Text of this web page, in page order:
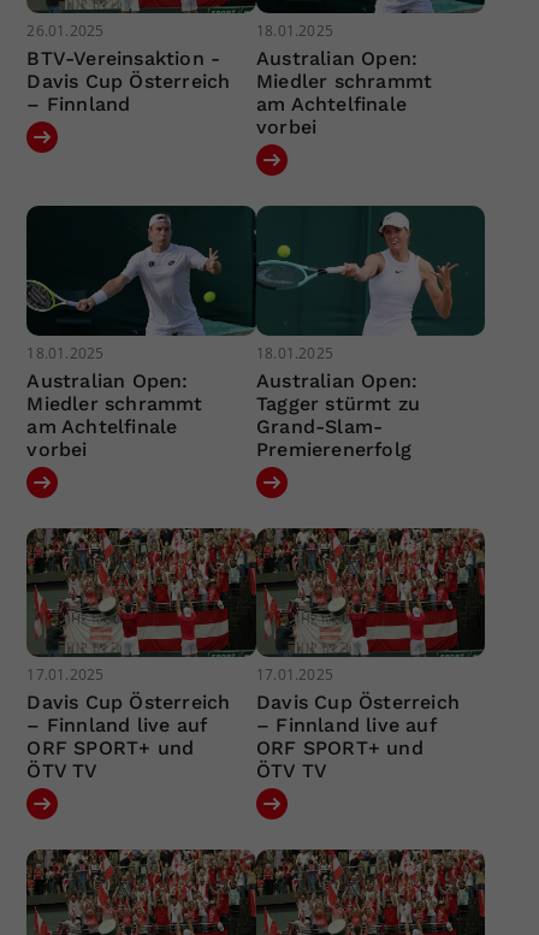
26.01.2025
BTV-Vereinsaktion -
Davis Cup Österreich
– Finnland
18.01.2025
Australian Open:
Miedler schrammt
am Achtelfinale
vorbei
18.01.2025
Australian Open:
Miedler schrammt
am Achtelfinale
vorbei
18.01.2025
Australian Open:
Tagger stürmt zu
Grand-Slam-
Premierenerfolg
17.01.2025
Davis Cup Österreich
– Finnland live auf
ORF SPORT+ und
ÖTV TV
17.01.2025
Davis Cup Österreich
– Finnland live auf
ORF SPORT+ und
ÖTV TV